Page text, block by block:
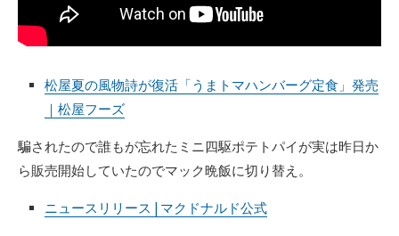
松屋夏の風物詩が復活「うまトマハンバーグ定食」発売
｜松屋フーズ
騙されたので誰もが忘れたミニ四駆ポテトパイが実は昨日か
ら販売開始していたのでマック晩飯に切り替え。
ニュースリリース | マクドナルド公式